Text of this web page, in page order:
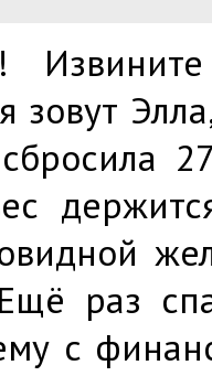
зовут
раз
с